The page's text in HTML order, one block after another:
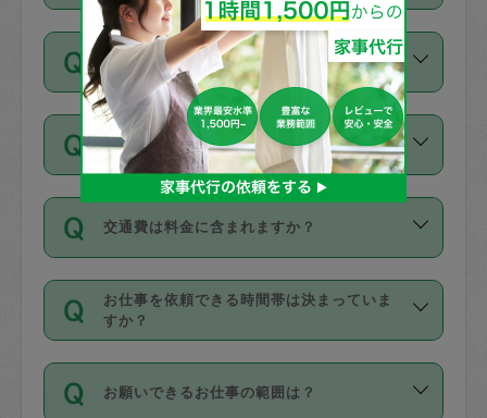
利用ください。機能をご利用いただくに
は、タスカジさんに事前に相談し、合意
の上事前申請することが必要です。な
お、3時間を下回っても、値引き等はござ
いません。
11種類の価格帯の中からタスカジさん自
身が価格を選んで設定しています。
タスカジさんの価格設定には最初は制限
があり、レビュー件数、レビューの平均
値、などで除々に設定可能な最高額が上
がっていく仕組みになっています。
支払い方法を教えてください
お支払方法はクレジットカード（Visa／
Master／JCB／AMERICAN EXPRESS／
Diners Club）のみとなります。
カード情報のご登録は、依頼リクエスト
を行う際にご入力ください。プロフィー
ル登録時にはご入力いただかなくても大
丈夫です。
デビットカード・プリペイドカード（Vプ
リカ、au WALLETなど）は支払にはご利
銀行振込や現金払いも対応していませ
同じタスカジさんに定期的にお願いする場
合はお得になる？
依頼には「スポット」と「定期（毎週｜
隔週）」があり、「定期」の依頼は「ス
ポット」よりお得な料金でご利用できま
す。
定期の最低利用回数は設けていない代わ
りに、一定数を超えたキャンセルは有償
交通費は料金に含まれますか？
交通費は依頼料金とは別途発生し、依頼
料金のご請求と合わせてお支払いとなり
ます。交通費の金額は「依頼の詳細」に
お仕事を依頼できる時間帯は決まっていま
すか？
時間帯は3種類あります。いずれも１回あ
たり３時間です。
お願いできるお仕事の範囲は？